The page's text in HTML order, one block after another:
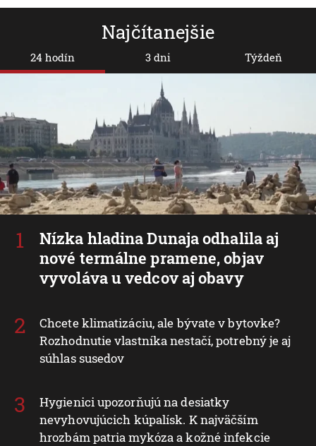
Najčítanejšie
24 hodín
Nízka hladina Dunaja odhalila aj
nové termálne pramene, objav
vyvoláva u vedcov aj obavy
Chcete klimatizáciu, ale bývate v bytovke?
Rozhodnutie vlastníka nestačí, potrebný je aj
súhlas susedov
Hygienici upozorňujú na desiatky
nevyhovujúcich kúpalísk. K najväčším
hrozbám patria mykóza a kožné infekcie
3 dni Týždeň